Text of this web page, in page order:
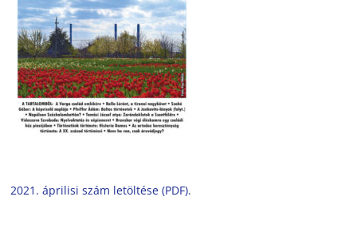
2021. áprilisi szám letöltése (PDF).